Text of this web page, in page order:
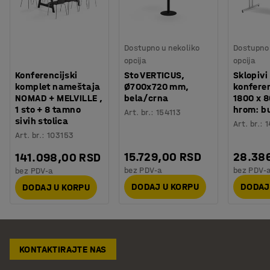
Konferencijski
komplet nameštaja
NOMAD + MELVILLE ,
1 sto + 8 tamno
sivih stolica
Art. br.:103153
141.098,00 RSD
bez PDV-a
DODAJ U KORPU
Dostupno u nekoliko
opcija
Sto VERTICUS,
Ø700x720 mm,
bela/crna
Art. br.: 154113
15.729,00 RSD
bez PDV-a
DODAJ U KORPU
opcija
Sklopivi
1800 x
hrom:
Art. br.:
bez PDV-
KONTAKTIRAJTE NAS